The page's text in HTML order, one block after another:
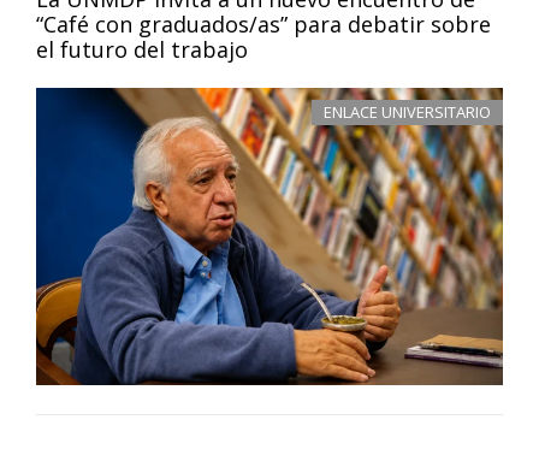
“Café con graduados/as” para debatir sobre
el futuro del trabajo
ENLACE UNIVERSITARIO